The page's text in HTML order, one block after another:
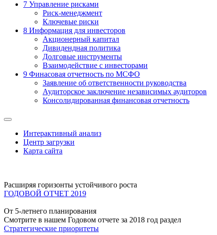
7 Управление рисками
Риск-менеджмент
Ключевые риски
8 Информация для инвесторов
Акционерный капитал
Дивидендная политика
Долговые инструменты
Взаимодействие с инвеcторами
9 Финасовая отчетность по МСФО
Заявление об ответственности руководства
Аудиторское заключение независимых аудиторов
Консолидированная финансовая отчетность
Интерактивный анализ
Центр загрузки
Карта сайта
Расширяя горизонты устойчивого роста
ГОДОВОЙ ОТЧЕТ 2019
От 5-летнего планирования
Смотрите в нашем Годовом отчете за 2018 год раздел
Стратегические приоритеты